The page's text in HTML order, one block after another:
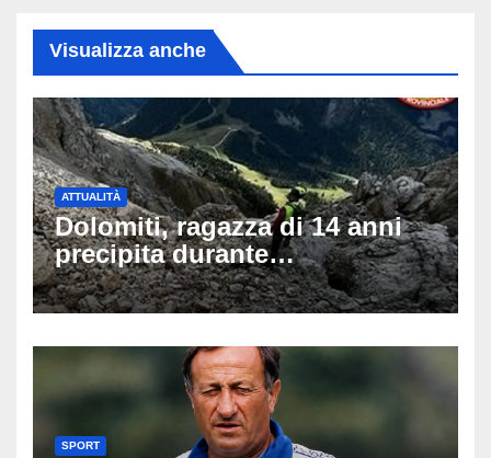
Visualizza anche
ATTUALITÀ
Dolomiti, ragazza di 14 anni
precipita durante
un’escursione: tragedia sul
Latemar davanti alla famiglia
SPORT